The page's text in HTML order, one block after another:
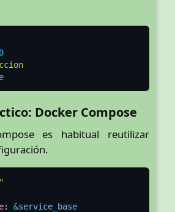
Docker Compose
es habitual reutilizar
&service_base